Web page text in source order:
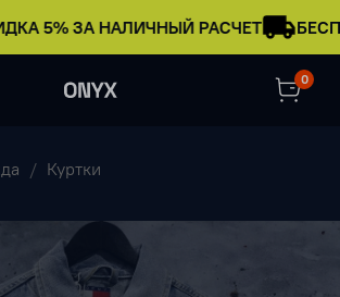
5% ЗА НАЛИЧНЫЙ РАСЧЕТ
0
Куртки